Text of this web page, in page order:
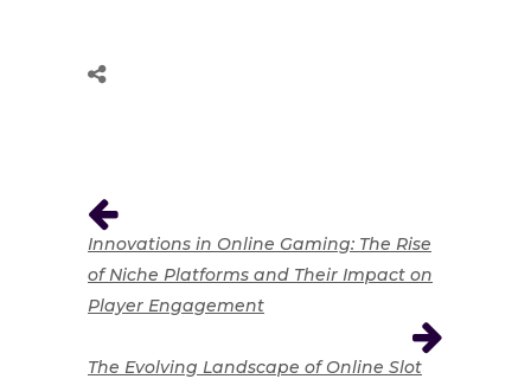
Innovations in Online Gaming: The Rise
of Niche Platforms and Their Impact on
Player Engagement
The Evolving Landscape of Online Slot